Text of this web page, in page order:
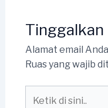
Alamat email
Ruas yang wajib